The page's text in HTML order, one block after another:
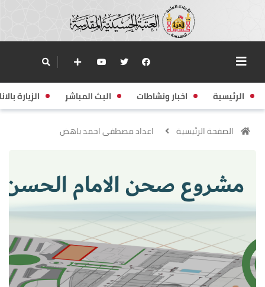
الرئيسية اخبار ونشاطات البث المباشر الزيارة
الصفحة الرئيسية اعداد مصطفى احمد باهض